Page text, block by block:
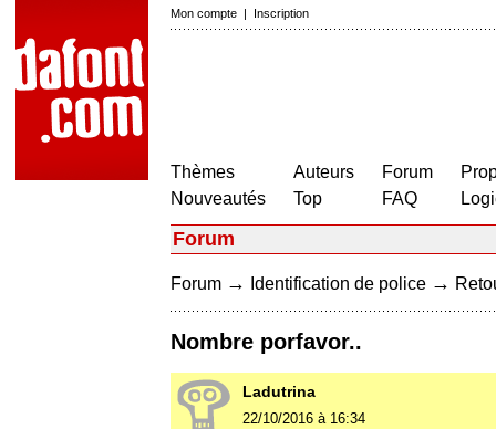
Mon compte | Inscription
Thèmes
Nouveautés
Auteurs
Top
Forum
FAQ
Forum
Forum → Identification de police →
Nombre porfavor..
Ladutrina
22/10/2016 à 16:34